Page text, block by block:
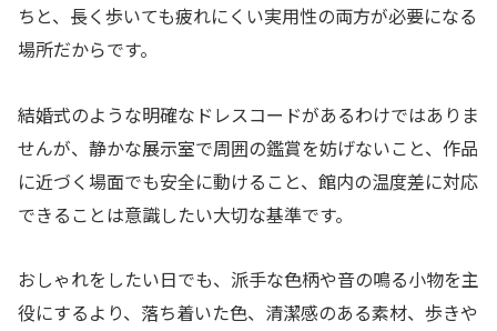
ちと、長く歩いても疲れにくい実用性の両方が必要になる
場所だからです。
結婚式のような明確なドレスコードがあるわけではありま
せんが、静かな展示室で周囲の鑑賞を妨げないこと、作品
に近づく場面でも安全に動けること、館内の温度差に対応
できることは意識したい大切な基準です。
おしゃれをしたい日でも、派手な色柄や音の鳴る小物を主
役にするより、落ち着いた色、清潔感のある素材、歩きや